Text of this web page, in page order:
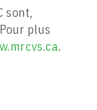
sont,
plus
.